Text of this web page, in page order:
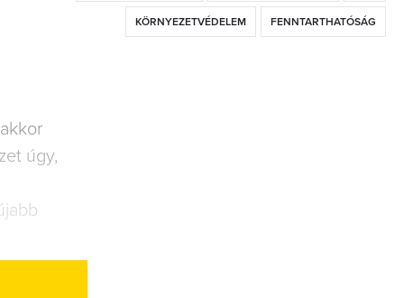
KÖRNYEZETVÉDELEM FENNTARTHATÓSÁG
úgy,